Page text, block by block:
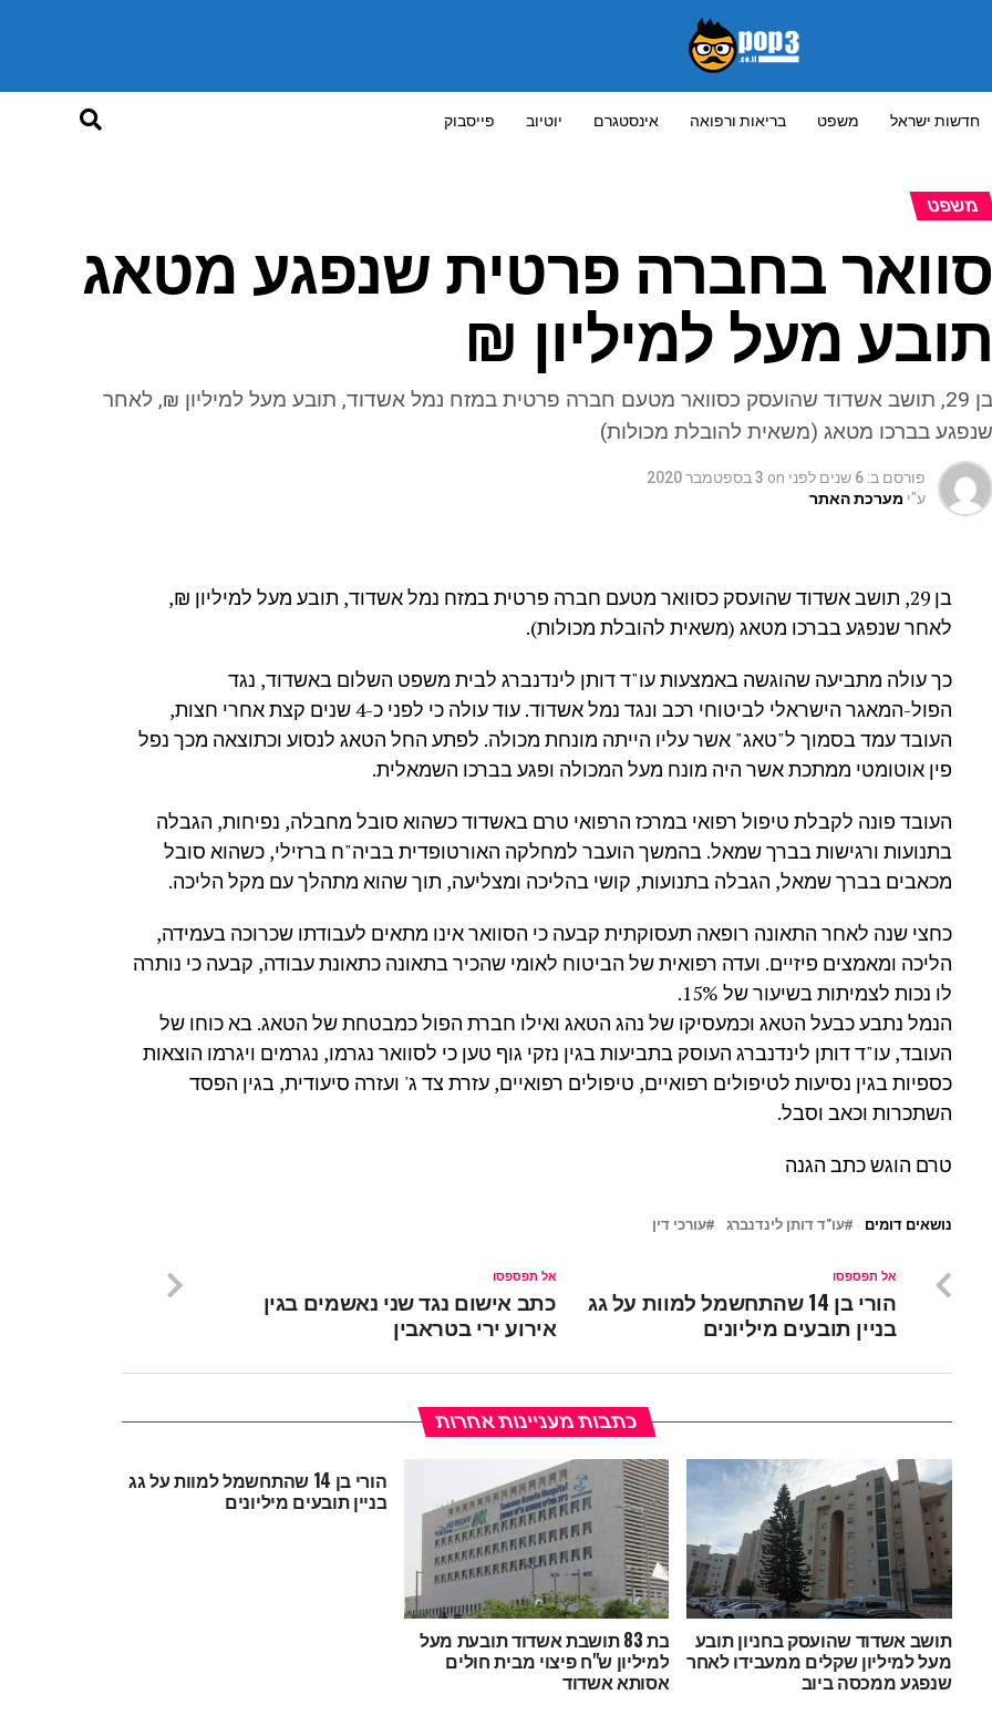
חדשות ישראל משפט בריאות ורפואה אינסטגרם יוטיוב פייסבוק
משפט
סוואר בחברה פרטית שנפגע מטאג
תובע מעל למיליון ₪
בן 29, תושב אשדוד שהועסק כסוואר מטעם חברה פרטית במזח נמל אשדוד, תובע מעל למיליון ₪, לאחר
שנפגע בברכו מטאג (משאית להובלת מכולות)
פורסם ב: 6 שנים לפני on 3 בספטמבר 2020
ע"י מערכת האתר
בן 29, תושב אשדוד שהועסק כסוואר מטעם חברה פרטית במזח נמל אשדוד, תובע מעל למיליון ₪,
לאחר שנפגע בברכו מטאג (משאית להובלת מכולות).
כך עולה מתביעה שהוגשה באמצעות עו"ד דותן לינדנברג לבית משפט השלום באשדוד, נגד
הפול-המאגר הישראלי לביטוחי רכב ונגד נמל אשדוד. עוד עולה כי לפני כ-4 שנים קצת אחרי חצות,
העובד עמד בסמוך ל"טאג" אשר עליו הייתה מונחת מכולה. לפתע החל הטאג לנסוע וכתוצאה מכך נפל
פין אוטומטי ממתכת אשר היה מונח מעל המכולה ופגע בברכו השמאלית.
העובד פונה לקבלת טיפול רפואי במרכז הרפואי טרם באשדוד כשהוא סובל מחבלה, נפיחות, הגבלה
בתנועות ורגישות בברך שמאל. בהמשך הועבר למחלקה האורטופדית בביה"ח ברזילי, כשהוא סובל
מכאבים בברך שמאל, הגבלה בתנועות, קושי בהליכה ומצליעה, תוך שהוא מתהלך עם מקל הליכה.
כחצי שנה לאחר התאונה רופאה תעסוקתית קבעה כי הסוואר אינו מתאים לעבודתו שכרוכה בעמידה,
הליכה ומאמצים פיזיים. ועדה רפואית של הביטוח לאומי שהכיר בתאונה כתאונת עבודה, קבעה כי נותרה
לו נכות לצמיתות בשיעור של 15%.
הנמל נתבע כבעל הטאג וכמעסיקו של נהג הטאג ואילו חברת הפול כמבטחת של הטאג. בא כוחו של
העובד, עו"ד דותן לינדנברג העוסק בתביעות בגין נזקי גוף טען כי לסוואר נגרמו, נגרמים ויגרמו הוצאות
כספיות בגין נסיעות לטיפולים רפואיים, טיפולים רפואיים, עזרת צד ג' ועזרה סיעודית, בגין הפסד
השתכרות וכאב וסבל.
טרם הוגש כתב הגנה
נושאים דומים עו"ד דותן לינדנברג עורכי דין
אל תפספסו
כתב אישום נגד שני נאשמים בגין
אירוע ירי בטראבין
אל תפספסו
הורי בן 14 שהתחשמל למוות על גג
בניין תובעים מיליונים
כתבות מעניינות אחרות
תושב אשדוד שהועסק בחניון תובע
מעל למיליון שקלים ממעבידו לאחר
שנפגע ממכסה ביוב
בת 83 תושבת אשדוד תובעת מעל
למיליון ש"ח פיצוי מבית חולים
אסותא אשדוד
הורי בן 14 שהתחשמל למוות על גג
בניין תובעים מיליונים